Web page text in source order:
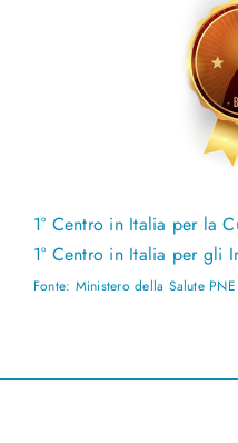
1° Centro in Italia per la
1° Centro in Italia per gli
Fonte: Ministero della Salute